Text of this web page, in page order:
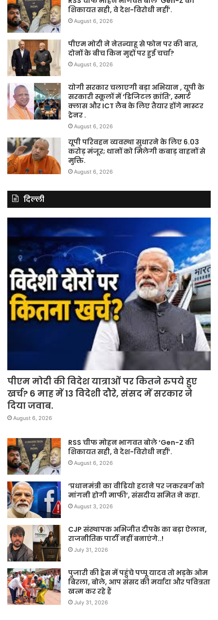
शिकायत सही, वे देश-विरोधी नहीं’.
August 6, 2026
पीएम मोदी ने नेतन्याहू से फोन पर की बात,
दोनों के बीच किन मुद्दों पर हुई चर्चा?
August 6, 2026
योगी सरकार चलाएगी बड़ा अभियान , यूपी के
सरकारी स्कूलों में ‘डिजिटल क्रांति’, स्मार्ट
क्लास और ICT लैब के लिए तैयार होंगे मास्टर
ट्रेनर .
August 6, 2026
यूपी परिवहन व्यवस्था सुधारने के लिए 6.03
करोड़ मंजूर; थानों को मिलेगी कबाड़ वाहनों से
मुक्ति.
August 6, 2026
दिल्ली
पीएम मोदी की विदेश यात्राओं पर कितने रुपये हुए
खर्च? 6 माह में 13 विदेशी दौरे, संसद में सरकार ने
दिया जवाब.
August 6, 2026
RSS चीफ मोहन भागवत बोले ‘Gen-Z की
शिकायत सही, वे देश-विरोधी नहीं’.
August 6, 2026
‘प्रधानमंत्री का वीडियो हटाने पर जकरबर्ग को
मांगनी होगी माफी’, संसदीय समित ने कहा.
August 3, 2026
CJP संस्थापक अभिजीत दीपके का बड़ा ऐलान,
राजनीतिक पार्टी नहीं बनाएंगे..!
July 31, 2026
पुजारी की ड्रेस में पहुंचे पप्पू यादव तो भड़के ओम
बिरला, बोले, आप संसद की मर्यादा और पवित्रता
खत्म कर रहे हैं
July 31, 2026